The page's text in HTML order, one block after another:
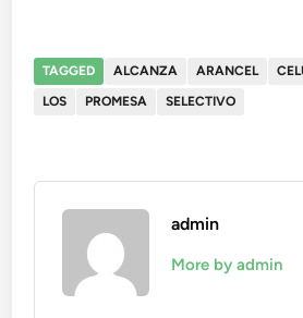
TAGGED ALCANZA ARANCEL
LOS
PROMESA SELECTIVO
admin
More by admin